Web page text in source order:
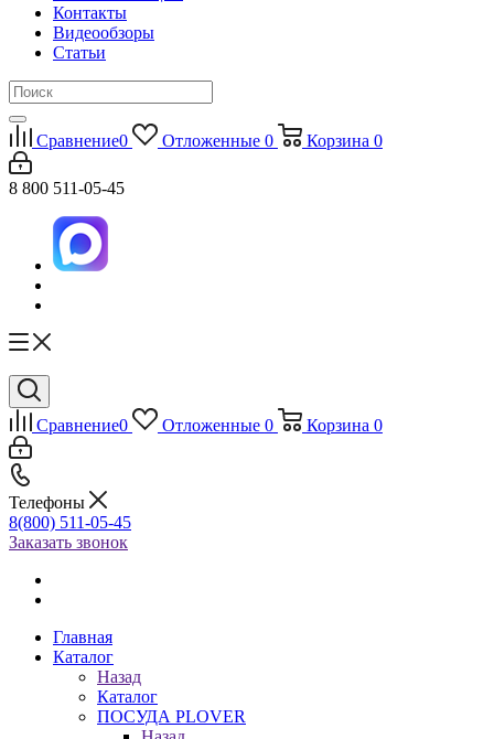
Контакты
Видеообзоры
Статьи
Сравнение0 Отложенные 0 Корзина 0
8 800 511-05-45
Сравнение0 Отложенные 0 Корзина 0
Телефоны
8(800) 511-05-45
Заказать звонок
Главная
Каталог
Назад
Каталог
ПОСУДА PLOVER